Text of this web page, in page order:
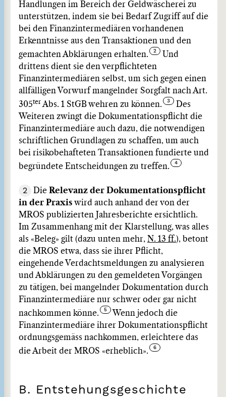
Handlungen im Bereich der Geldwäscherei zu
unterstützen, indem sie bei Bedarf Zugriff auf die
bei den Finanzintermediären vorhandenen
Erkenntnisse aus den Transaktionen und den
gemachten Abklärungen erhalten.
Und
drittens dient sie den verpflichteten
Finanzintermediären selbst, um sich gegen einen
allfälligen Vorwurf mangelnder Sorgfalt nach Art.
305ter Abs. 1 StGB wehren zu können.
Des
Weiteren zwingt die Dokumentationspflicht die
Finanzintermediäre auch dazu, die notwendigen
schriftlichen Grundlagen zu schaffen, um auch
bei risikobehafteten Transaktionen fundierte und
begründete Entscheidungen zu treffen.
2 Die Relevanz der Dokumentationspflicht
in der Praxis wird auch anhand der von der
MROS publizierten Jahresberichte ersichtlich.
Im Zusammenhang mit der Klarstellung, was alles
als «Beleg» gilt (dazu unten mehr, N. 13 ff.), betont
die MROS etwa, dass sie ihrer Pflicht,
eingehende Verdachtsmeldungen zu analysieren
und Abklärungen zu den gemeldeten Vorgängen
zu tätigen, bei mangelnder Dokumentation durch
Finanzintermediäre nur schwer oder gar nicht
nachkommen könne.
Wenn jedoch die
Finanzintermediäre ihrer Dokumentationspflicht
ordnungsgemäss nachkommen, erleichtere das
die Arbeit der MROS «erheblich».
B. Entstehungsgeschichte